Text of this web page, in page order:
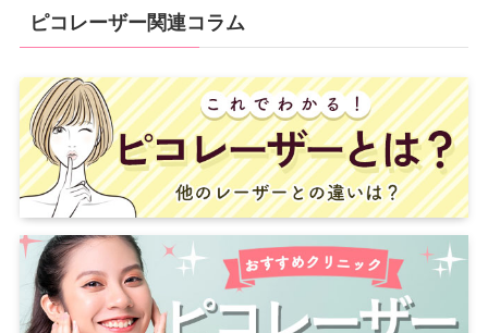
ピコレーザー関連コラム